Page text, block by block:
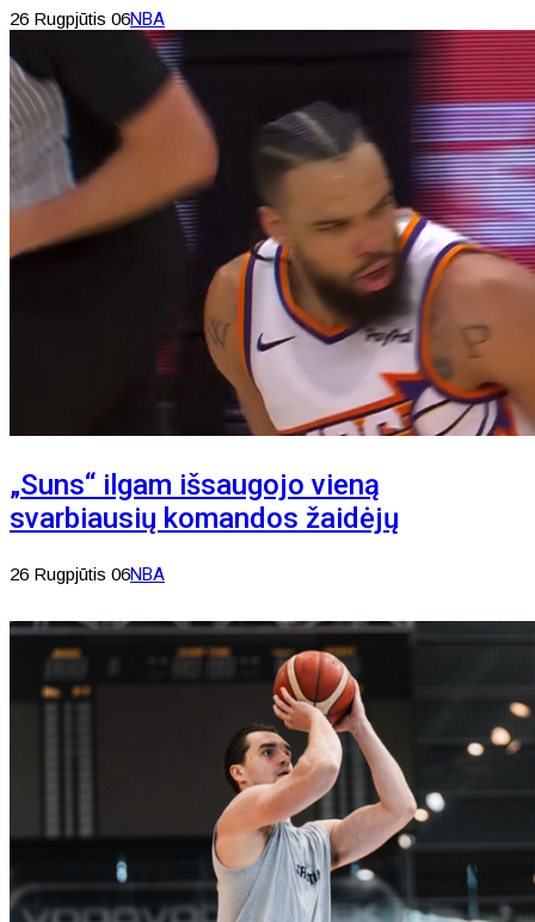
26 Rugpjūtis 06NBA
„Suns“ ilgam išsaugojo vieną
svarbiausių komandos žaidėjų
26 Rugpjūtis 06NBA